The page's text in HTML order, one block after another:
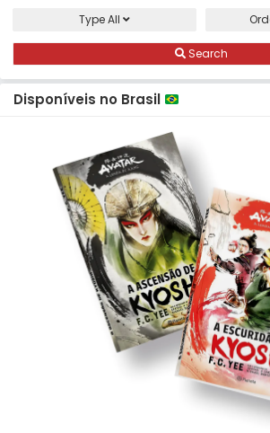
TypeAll
Search
Disponíveis no Brasil